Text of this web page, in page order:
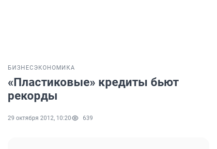
БИЗНЕС ЭКОНОМИКА
«Пластиковые» кредиты бьют
рекорды
29 октября 2012, 10:20 639